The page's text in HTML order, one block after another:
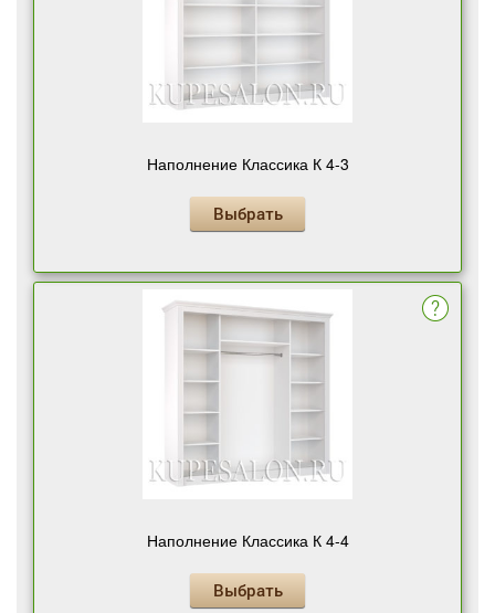
Наполнение Классика К 4-3
Выбрать
Наполнение Классика К 4-4
Выбрать